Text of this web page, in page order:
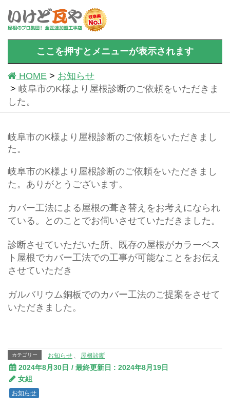
ここを押すとメニューが表示されます
HOME
お知らせ
岐阜市のK様より屋根診断のご依頼をいただきま
した。
岐阜市のK様より屋根診断のご依頼をいただきまし
た。
岐阜市のK様より屋根診断のご依頼をいただきまし
た。ありがとうございます。
カバー工法による屋根の葺き替えをお考えになられ
ている。とのことでお伺いさせていただきました。
診断させていただいた所、既存の屋根がカラーベス
ト屋根でカバー工法での工事が可能なことをお伝え
させていただき
ガルバリウム銅板でのカバー工法のご提案をさせて
いただきました。
カテゴリー お知らせ 、 屋根診断
2024年8月30日 / 最終更新日 : 2024年8月19日
女組
お知らせ